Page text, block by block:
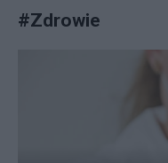
#Zdrowie